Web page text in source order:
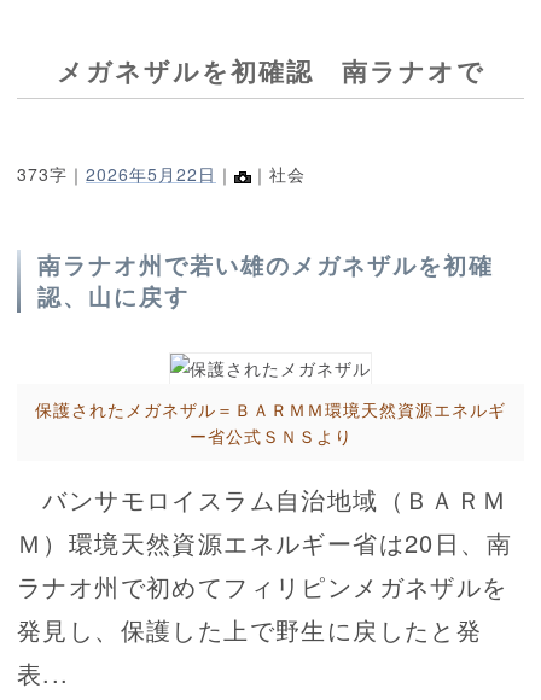
メガネザルを初確認 南ラナオで
373字｜ 2026年5月22日 ｜ ｜社会
南ラナオ州で若い雄のメガネザルを初確
認、山に戻す
保護されたメガネザル＝ＢＡＲＭＭ環境天然資源エネルギ
ー省公式ＳＮＳより
バンサモロイスラム自治地域（ＢＡＲＭ
Ｍ）環境天然資源エネルギー省は20日、南
ラナオ州で初めてフィリピンメガネザルを
発見し、保護した上で野生に戻したと発
表...